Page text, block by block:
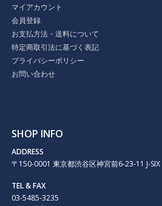
マイアカウント
会員登録
お支払方法・送料について
特定商取引法に基づく表記
プライバシーポリシー
お問い合わせ
SHOP INFO
ADDRESS
〒150-0001 東京都渋谷区神宮前6-23-11 J-SIX
TEL & FAX
03-5485-3235